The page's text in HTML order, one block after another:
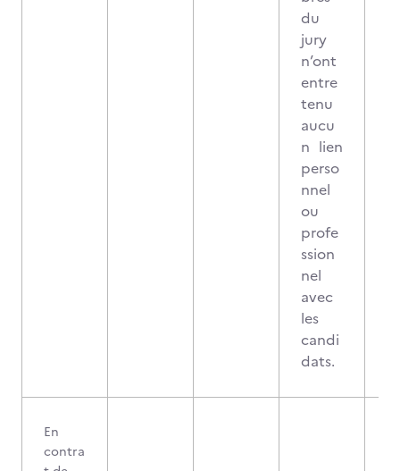
du
jury
n’ont
entre
tenu
aucu
n lien
perso
nnel
ou
profe
ssion
nel
avec
les
candi
dats.
En
contra